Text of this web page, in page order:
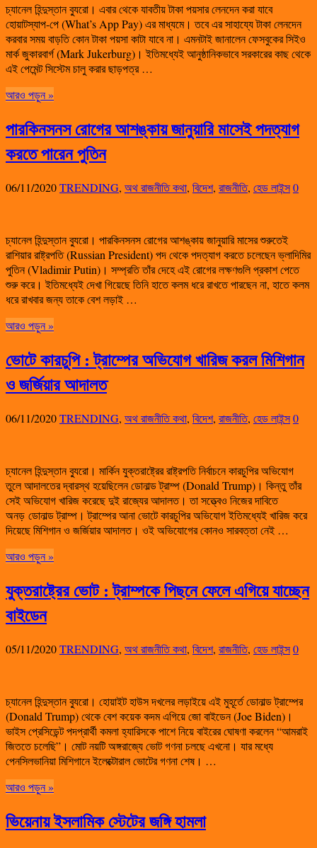
চ্যানেল হিন্দুস্তান ব্যুরো। এবার থেকে যাবতীয় টাকা পয়সার লেনদেন করা যাবে
হোয়াটস্যাপ-পে (What’s App Pay) এর মাধ্যমে। তবে এর সাহায্যে টাকা লেনদেন
করবার সময় বাড়তি কোন টাকা পয়সা কাটা যাবে না। এমনটাই জানালেন ফেসবুকের সিইও
মার্ক জুকারবার্গ (Mark Jukerburg)। ইতিমধ্যেই আনুষ্ঠানিকভাবে সরকারের কাছ থেকে
এই পেমেন্ট সিস্টেম চালু করার ছাড়পত্র …
আরও পড়ুন »
পারকিনসনস রোগের আশঙ্কায় জানুয়ারি মাসেই পদত্যাগ
করতে পারেন পুতিন
06/11/2020TRENDING, অথ রাজনীতি কথা, বিদেশ, রাজনীতি, হেড লাইন্স0
চ্যানেল হিন্দুস্তান ব্যুরো। পারকিনসনস রোগের আশঙ্কায় জানুয়ারি মাসের শুরুতেই
রাশিয়ার রাষ্ট্রপতি (Russian President) পদ থেকে পদত্যাগ করতে চলেছেন ভ্লাদিমির
পুতিন (Vladimir Putin)। সম্প্রতি তাঁর দেহে এই রোগের লক্ষণগুলি প্রকাশ পেতে
শুরু করে। ইতিমধ্যেই দেখা গিয়েছে তিনি হাতে কলম ধরে রাখতে পারছেন না, হাতে কলম
ধরে রাখবার জন্য তাকে বেশ লড়াই …
আরও পড়ুন »
ভোটে কারচুপি : ট্রাম্পের অভিযোগ খারিজ করল মিশিগান
ও জর্জিয়ার আদালত
06/11/2020TRENDING, অথ রাজনীতি কথা, বিদেশ, রাজনীতি, হেড লাইন্স0
চ্যানেল হিন্দুস্তান ব্যুরো। মার্কিন যুক্তরাষ্ট্রের রাষ্ট্রপতি নির্বাচনে কারচুপির অভিযোগ
তুলে আদালতের দ্বারস্থ হয়েছিলেন ডোনাল্ড ট্রাম্প (Donald Trump)। কিন্তু তাঁর
সেই অভিযোগ ‌খারিজ করেছে দুই রাজ্যের আদালত। তা সত্ত্বেও নিজের দাবিতে
অনড় ডোনাল্ড ট্রাম্প। ট্রাম্পের আনা ভোটে কারচুপির অভিযোগ ইতিমধ্যেই খারিজ করে
দিয়েছে মিশিগান ও জর্জিয়ার আদালত। ওই অভিযোগের কোনও সারবত্তা নেই …
আরও পড়ুন »
যুক্তরাষ্ট্রের ভোট : ট্রাম্পকে পিছনে ফেলে এগিয়ে যাচ্ছেন
বাইডেন
05/11/2020TRENDING, অথ রাজনীতি কথা, বিদেশ, রাজনীতি, হেড লাইন্স0
চ্যানেল হিন্দুস্তান ব্যুরো। হোয়াইট হাউস দখলের লড়াইয়ে এই মুহূর্তে ডোনাল্ড ট্রাম্পের
(Donald Trump) থেকে বেশ কয়েক কদম এগিয়ে জো বাইডেন (Joe Biden)।
ভাইস প্রেসিডেন্ট পদপ্রার্থী কমলা হ্যারিসকে পাশে নিয়ে বাইরের ঘোষণা করলেন “আমরাই
জিততে চলেছি”। মোট নয়টি অঙ্গরাজ্যে ভোট গণনা চলছে এখনো। যার মধ্যে
পেনসিলভানিয়া মিশিগানে ইলেক্টোরাল ভোটের গণনা শেষ। …
আরও পড়ুন »
ভিয়েনায় ইসলামিক স্টেটের জঙ্গি হামলা